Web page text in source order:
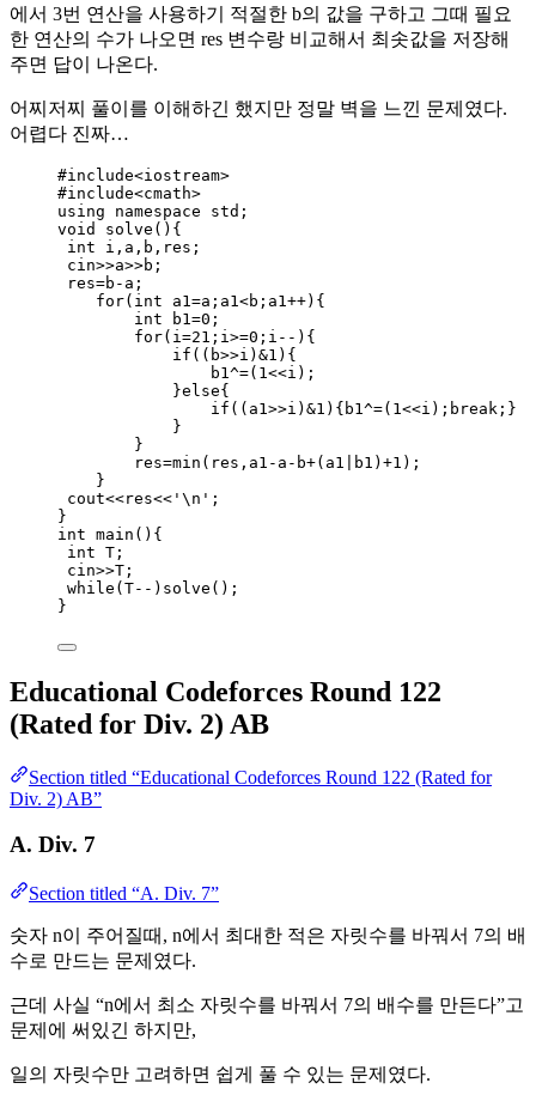
에서 3번 연산을 사용하기 적절한 b의 값을 구하고 그때 필요
한 연산의 수가 나오면 res 변수랑 비교해서 최솟값을 저장해
주면 답이 나온다.
어찌저찌 풀이를 이해하긴 했지만 정말 벽을 느낀 문제였다.
어렵다 진짜…
#include<iostream>
#include<cmath>
using namespace std;
void
solve (){
int i,a,b,res;
cin>>a>>b;
res=b - a;
for( int a1 =a;a1 <b;a1 ++){
int b1 =0 ;
for(i =21 ;i >=0 ;i -- ){
if ((b>>i) &1 ){
b1 ^=( 1 <<i);
}else{
if ((a1 >>i) &1 ){b1 ^=( 1 <<i); break ;}
}
}
res=min(res,a1 - a - b+(a1 b1) +1 ) ;
}
cout<<res<< ' \n ' ;
}
int main (){
int T;
cin>>T;
while (T-- ) solve() ;
}
Educational Codeforces Round 122
(Rated for Div. 2) AB
Section titled “Educational Codeforces Round 122 (Rated for
Div. 2) AB”
A. Div. 7
Section titled “A. Div. 7”
숫자 n이 주어질때, n에서 최대한 적은 자릿수를 바꿔서 7의 배
수로 만드는 문제였다.
근데 사실 “n에서 최소 자릿수를 바꿔서 7의 배수를 만든다”고
문제에 써있긴 하지만,
일의 자릿수만 고려하면 쉽게 풀 수 있는 문제였다.